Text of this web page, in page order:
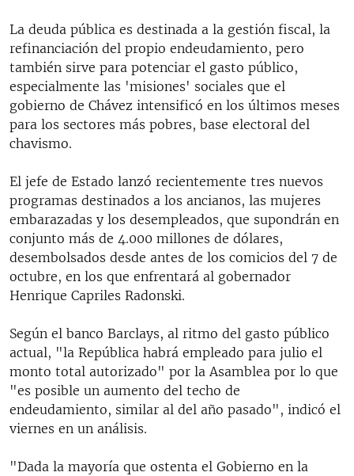
La deuda pública es destinada a la gestión fiscal, la
refinanciación del propio endeudamiento, pero
también sirve para potenciar el gasto público,
especialmente las 'misiones' sociales que el
gobierno de Chávez intensificó en los últimos meses
para los sectores más pobres, base electoral del
chavismo.
El jefe de Estado lanzó recientemente tres nuevos
programas destinados a los ancianos, las mujeres
embarazadas y los desempleados, que supondrán en
conjunto más de 4.000 millones de dólares,
desembolsados desde antes de los comicios del 7 de
octubre, en los que enfrentará al gobernador
Henrique Capriles Radonski.
Según el banco Barclays, al ritmo del gasto público
actual, "la República habrá empleado para julio el
monto total autorizado" por la Asamblea por lo que
"es posible un aumento del techo de
endeudamiento, similar al del año pasado", indicó el
viernes en un análisis.
"Dada la mayoría que ostenta el Gobierno en la